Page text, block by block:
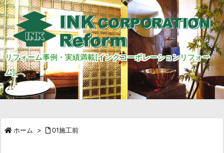
リフォーム事例・実績満載[インクコーポレーションリフォー
ム]
ホーム > 01施工前